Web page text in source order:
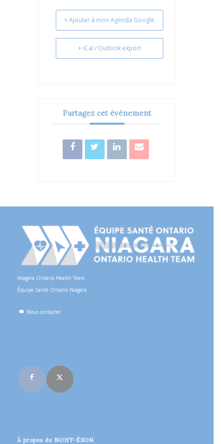
+ Ajouter à mon Agenda Google
+ iCal / Outlook export
Partagez cet événement
Niagara Ontario Health Team
Équipe Santé Ontario Niagara
Nous contacter
À propos de NOHT-ÉSON